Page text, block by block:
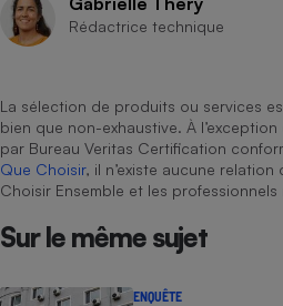
Rédactrice technique
La sélection de produits ou services
bien que non-exhaustive. À
par Bureau Veritas Certification
Que Choisir, il n’existe aucune
Choisir Ensemble et les professionnels
Sur le même sujet
ENQUÊTE